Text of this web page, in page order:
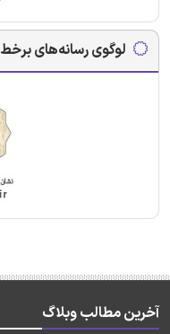
لوگوی رسانه‌های برخط
آخرین مطالب وبلاگ